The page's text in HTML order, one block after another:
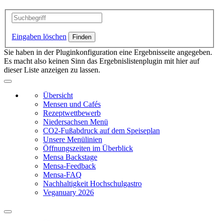
Eingaben löschen
Sie haben in der Pluginkonfiguration eine Ergebnisseite angegeben.
Es macht also keinen Sinn das Ergebnislistenplugin mit hier auf
dieser Liste anzeigen zu lassen.
Übersicht
Mensen und Cafés
Rezeptwettbewerb
Niedersachsen Menü
CO2-Fußabdruck auf dem Speiseplan
Unsere Menülinien
Öffnungszeiten im Überblick
Mensa Backstage
Mensa-Feedback
Mensa-FAQ
Nachhaltigkeit Hochschulgastro
Veganuary 2026